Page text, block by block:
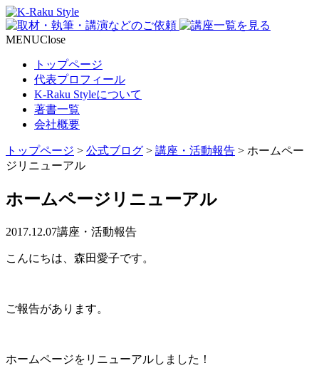
MENUClose
トップページ
代表プロフィール
K-Raku Styleについて
著書一覧
会社概要
トップページ > 公式ブログ > 講座・活動報告 > ホームペー
ジリニューアル
ホームページリニューアル
2017.12.07講座・活動報告
こんにちは、森田愛子です。
ご報告があります。
ホームページをリニューアルしました！